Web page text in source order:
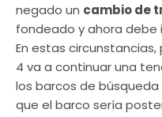
negado un cambio de
fondeado y ahora debe
En estas
4 va a continuar una
los barcos de
que el barco sería